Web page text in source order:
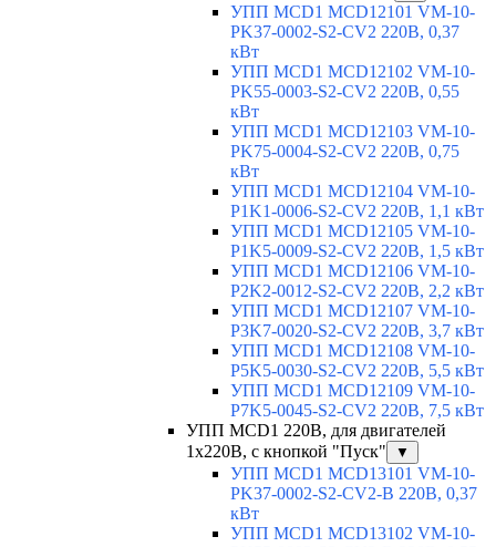
УПП MCD1 MCD12101 VM-10-
PK37-0002-S2-CV2 220В, 0,37
кВт
УПП MCD1 MCD12102 VM-10-
PK55-0003-S2-CV2 220В, 0,55
кВт
УПП MCD1 MCD12103 VM-10-
PK75-0004-S2-CV2 220В, 0,75
кВт
УПП MCD1 MCD12104 VM-10-
P1K1-0006-S2-CV2 220В, 1,1 кВт
УПП MCD1 MCD12105 VM-10-
P1K5-0009-S2-CV2 220В, 1,5 кВт
УПП MCD1 MCD12106 VM-10-
P2K2-0012-S2-CV2 220В, 2,2 кВт
УПП MCD1 MCD12107 VM-10-
P3K7-0020-S2-CV2 220В, 3,7 кВт
УПП MCD1 MCD12108 VM-10-
P5K5-0030-S2-CV2 220В, 5,5 кВт
УПП MCD1 MCD12109 VM-10-
P7K5-0045-S2-CV2 220В, 7,5 кВт
УПП MCD1 220В, для двигателей
1х220В, с кнопкой "Пуск"
▼
УПП MCD1 MCD13101 VM-10-
PK37-0002-S2-CV2-B 220В, 0,37
кВт
УПП MCD1 MCD13102 VM-10-